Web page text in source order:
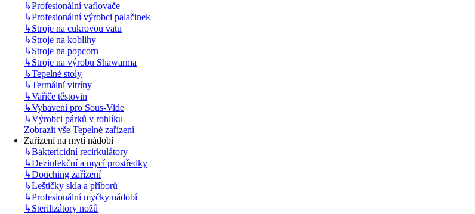
↳Profesionální vaflovače
↳Profesionální výrobci palačinek
↳Stroje na cukrovou vatu
↳Stroje na koblihy
↳Stroje na popcorn
↳Stroje na výrobu Shawarma
↳Tepelné stoly
↳Termální vitríny
↳Vařiče těstovin
↳Vybavení pro Sous-Vide
↳Výrobci párků v rohlíku
Zobrazit vše Tepelné zařízení
Zařízení na mytí nádobí
↳Baktericidní recirkulátory
↳Dezinfekční a mycí prostředky
↳Douching zařízení
↳Leštičky skla a příborů
↳Profesionální myčky nádobí
↳Sterilizátory nožů